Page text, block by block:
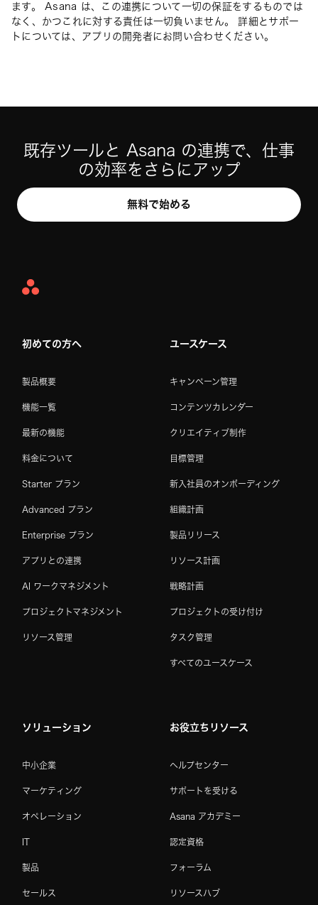
ます。 Asana は、この連携について一切の保証をするものでは
なく、かつこれに対する責任は一切負いません。 詳細とサポー
トについては、アプリの開発者にお問い合わせください。
既存ツールと Asana の連携で、仕事
の効率をさらにアップ
無料で始める
Asana
初めての方へ
製品概要
機能一覧
最新の機能
料金について
Starter プラン
Advanced プラン
Enterprise プラン
アプリとの連携
AI ワークマネジメント
プロジェクトマネジメント
リソース管理
ユースケース
キャンペーン管理
コンテンツカレンダー
クリエイティブ制作
目標管理
新入社員のオンボーディング
組織計画
製品リリース
リソース計画
戦略計画
プロジェクトの受け付け
タスク管理
すべてのユースケース
ソリューション
中小企業
マーケティング
オペレーション
IT
製品
セールス
お役立ちリソース
ヘルプセンター
サポートを受ける
Asana アカデミー
認定資格
フォーラム
リソースハブ